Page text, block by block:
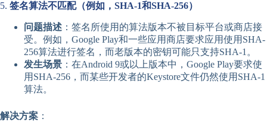
5. 签名算法不匹配（例如，SHA-1和SHA-256）
问题描述 ：签名所使用的算法版本不被目标平台或商店接
受。例如，Google Play和一些应用商店要求应用使用SHA-
256算法进行签名，而老版本的密钥可能只支持SHA-1。
发生场景 ：在Android 9或以上版本中，Google Play要求使
用SHA-256，而某些开发者的Keystore文件仍然使用SHA-1
算法。
解决方案 ：